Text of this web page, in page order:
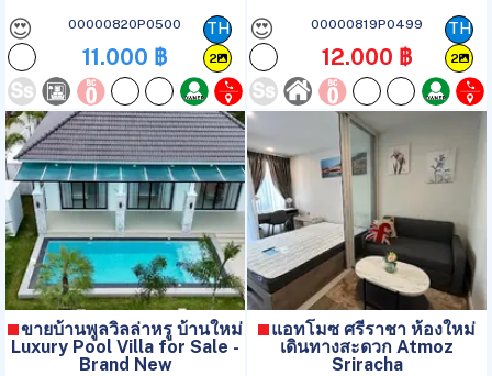
😍 00000820P0500
11.000 ฿
TH
2
😍 00000819P0499
12.000 ฿
TH
2
ขายบ้านพูลวิลล่าหรู บ้านใหม่
Luxury Pool Villa for Sale -
Brand New
แอทโมซ ศรีราชา ห้องใหม่
เดินทางสะดวก Atmoz
Sriracha